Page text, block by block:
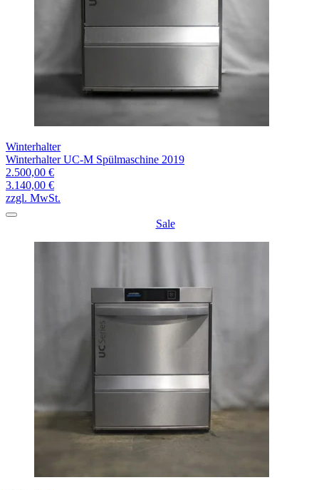
Winterhalter
Winterhalter UC-M Spülmaschine 2019
2.500,00 €
3.140,00 €
zzgl. MwSt.
Sale